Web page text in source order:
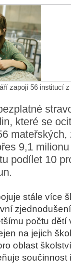
zapojí 56 institucí
které se
mateřských,
9,1
podílet 10
stále více
počtu dětí
na jejich
oblast
součinnost